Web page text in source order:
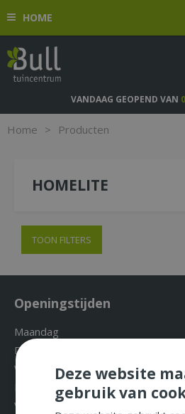
n
o
HOME
Home > Producten
VANDAAG GEOPEND VAN
HOMELITE
TOON FILTERS
Openingstijden
Maandag
Dinsdag
Woensdag
Donderdag
Vrijdag
Deze website
gebruik van